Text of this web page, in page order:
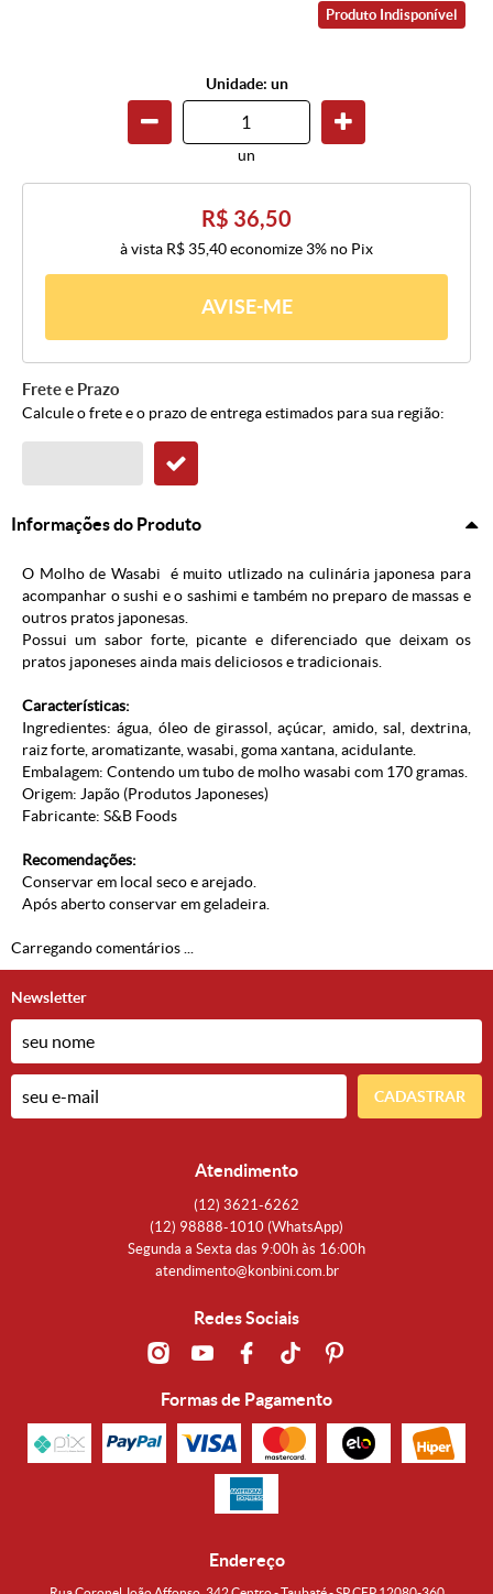
Produto Indisponível
Unidade: un
un
R$ 36,50
à vista R$ 35,40economize 3% no Pix
AVISE-ME
Frete e Prazo
Calcule o frete e o prazo de entrega estimados para sua região:
Informações do Produto
O Molho de Wasabi é muito utlizado na culinária japonesa para
acompanhar o sushi e o sashimi e também no preparo de massas e
outros pratos japonesas.
Possui um sabor forte, picante e diferenciado que deixam os
pratos japoneses ainda mais deliciosos e tradicionais.
Características:
Ingredientes: água, óleo de girassol, açúcar, amido, sal, dextrina,
raiz forte, aromatizante, wasabi, goma xantana, acidulante.
Embalagem: Contendo um tubo de molho wasabi com 170 gramas.
Origem: Japão (Produtos Japoneses)
Fabricante: S&B Foods
Recomendações:
Conservar em local seco e arejado.
Após aberto conservar em geladeira.
Carregando comentários ...
Newsletter
CADASTRAR
Atendimento
(12) 3621-6262
(12) 98888-1010 (WhatsApp)
Segunda a Sexta das 9:00h às 16:00h
atendimento@konbini.com.br
Redes Sociais
Formas de Pagamento
Endereço